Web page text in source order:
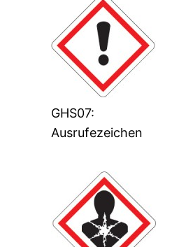
GHS07:
Ausrufezeichen